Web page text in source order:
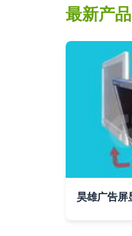
最新产品